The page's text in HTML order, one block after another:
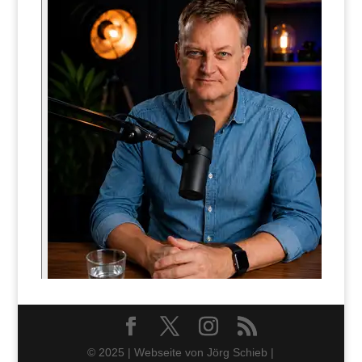
© 2025 | Webseite von Jörg Schieb |